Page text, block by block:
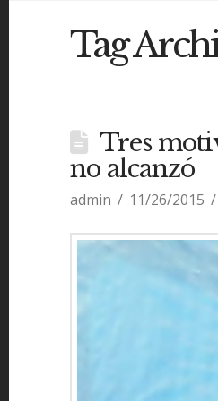
Tag
Tres
no alcanzó
admin 11/26/2015